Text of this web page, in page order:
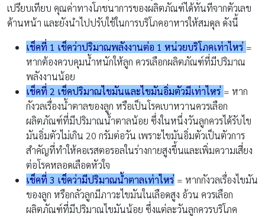
เปรียบเทียบ คุณค่าทางโภชนาการของผลิตภัณฑ์ได้ทันทีจากตัวเลข
ด้านหน้า และยังนำไปปรับใช้ในการบริโภคอาหารให้สมดุล ดังนี้
เช็คที่ 1 เช็คว่าปริมาณพลังงานต่อ 1 หน่วยบริโภคเท่าไหร่ =
หากต้องควบคุมน้ำหนักให้ลูก ควรเลือกผลิตภัณฑ์ที่มีปริมาณ
พลังงานน้อย
เช็คที่ 2 เช็คปริมาณไขมันและไขมันอิ่มตัวมีเท่าไหร่ = หาก
กังวลเรื่องน้ำตาลของลูก หรือเป็นโรคเบาหวานควรเลือก
ผลิตภัณฑ์ที่มีปริมาณน้ำตาลน้อย ซึ่งในหนึ่งวันลูกควรได้รับไข
มันอิ่มตัวไม่เกิน 20 กรัมต่อวัน เพราะไขมันอิ่มตัวเป็นตัวการ
สำคัญที่ทำให้คอเรสตอรอลในร่างกายสูงขึ้นและเพิ่มความเสี่ยง
ต่อโรคหลอดเลือดหัวใจ
เช็คที่ 3 เช็คว่ามีปริมาณน้ำตาลเท่าไหร่ = หากกังวลเรื่องไขมัน
ของลูก หรือกลัวลูกมีภาวะไขมันในเลือดสูง อ้วน ควรเลือก
ผลิตภัณฑ์ที่มีปริมาณไขมันน้อย ซึ่งแต่ละวันลูกควรบริโภค